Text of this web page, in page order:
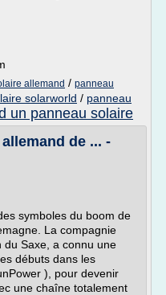
allemand / panneau
solarworld / panneau
un panneau solaire
de ... -
symboles du boom de
La compagnie
du Saxe, a connu une
débuts dans les
), pour devenir
une chaîne totalement